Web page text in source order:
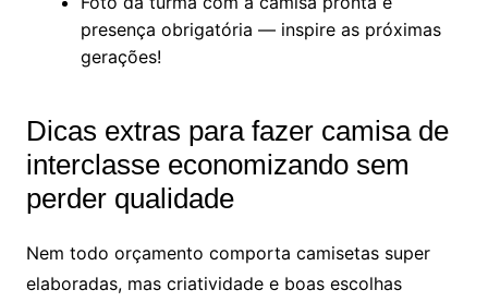
presença obrigatória — inspire as próximas
gerações!
Dicas extras para fazer camisa de
interclasse economizando sem
perder qualidade
Nem todo orçamento comporta camisetas super
elaboradas, mas criatividade e boas escolhas